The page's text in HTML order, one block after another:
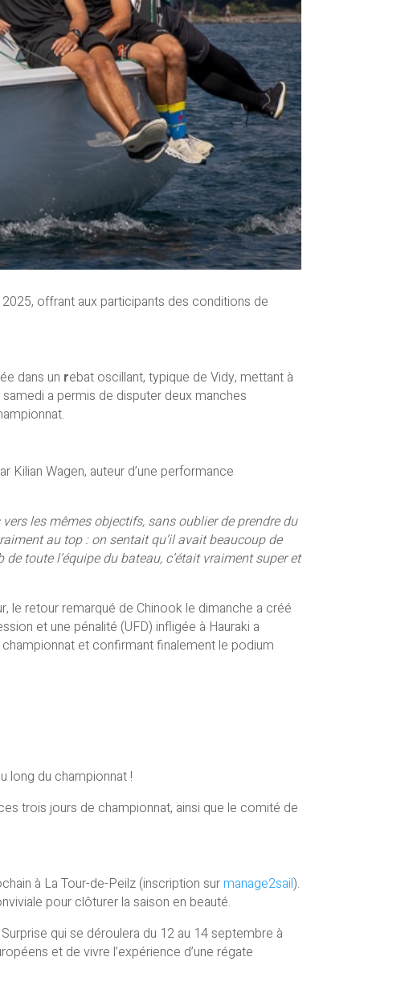
offrant aux participants des conditions de
dans un rebat oscillant, typique de Vidy, mettant à
a permis de disputer deux manches
Kilian Wagen, auteur d’une performance
les mêmes objectifs, sans oublier de prendre du
au top : on sentait qu’il avait beaucoup de
toute l’équipe du bateau, c’était vraiment super et
le retour remarqué de Chinook le dimanche a créé
et une pénalité (UFD) infligée à Hauraki a
et confirmant finalement le podium
long du championnat !
trois jours de championnat, ainsi que le comité de
à La Tour-de-Peilz (inscription surmanage2sail).
pour clôturer la saison en beauté.
qui se déroulera du 12 au 14 septembre à
et de vivre l’expérience d’une régate